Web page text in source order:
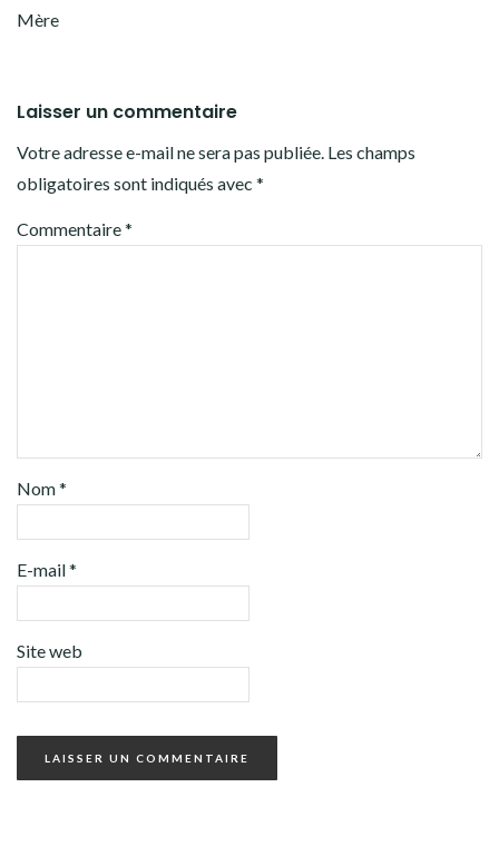
Mère
Laisser un commentaire
Votre adresse e-mail ne sera pas publiée. Les champs
obligatoires sont indiqués avec *
Commentaire*
Nom*
E-mail*
Site web